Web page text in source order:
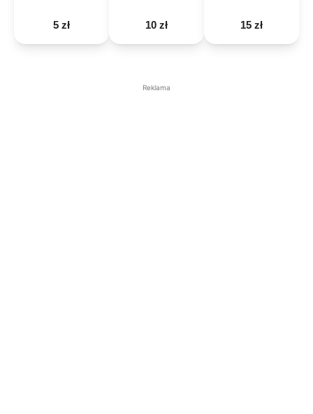
5 zł 10 zł 15 zł
Reklama